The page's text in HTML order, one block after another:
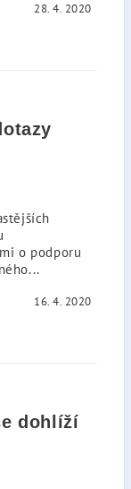
28. 4. 2020
o podporu
16. 4. 2020
dohlíží